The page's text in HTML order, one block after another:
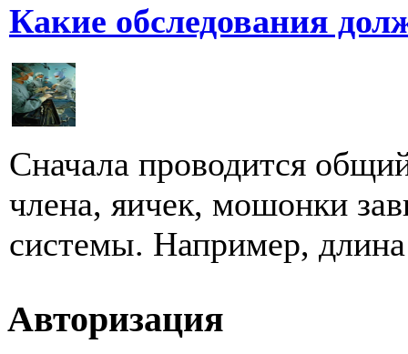
Какие обследования
Сначала проводится
члена, яичек, мошонки
системы. Например,
Авторизация